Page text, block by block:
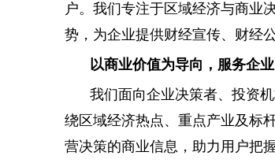
户。我们专注于区域经济与商业
势，为企业提供财经宣传、财经
以商业价值为导向，服务企
我们面向企业决策者、投资
绕区域经济热点、重点产业及标
营决策的商业信息，助力用户把